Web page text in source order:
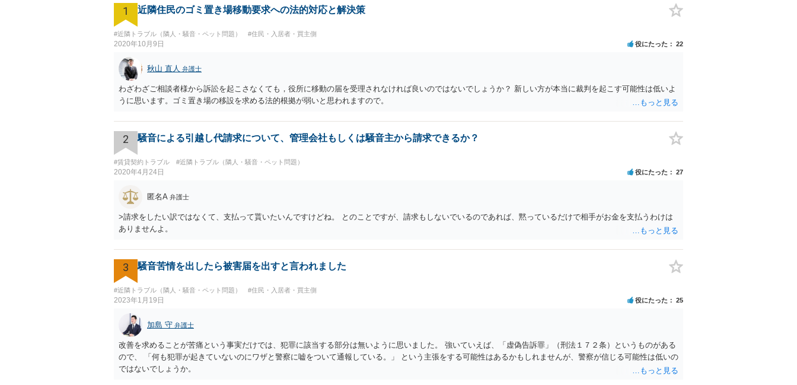
1 近隣住民のゴミ置き場移動要求への法的対応と解決策
#近隣トラブル（隣人・騒音・ペット問題） #住民・入居者・買主側
2020年10月9日 役にたった 22
秋山 直人 弁護士
わざわざご相談者様から訴訟を起こさなくても，役所に移動の届を受理されなければ良いのではないでしょうか？ 新しい方が本当に裁判を起こす可能性は低いよ
うに思います。ゴミ置き場の移設を求める法的根拠が弱いと思われますので。
2 騒音による引越し代請求について、管理会社もしくは騒音主から請求できるか？
#賃貸契約トラブル #近隣トラブル（隣人・騒音・ペット問題）
2020年4月24日 役にたった 27
匿名A 弁護士
>請求をしたい訳ではなくて、支払って貰いたいんですけどね。 とのことですが、請求もしないでいるのであれば、黙っているだけで相手がお金を支払うわけは
ありませんよ。
3 騒音苦情を出したら被害届を出すと言われました
#近隣トラブル（隣人・騒音・ペット問題） #住民・入居者・買主側
2023年1月19日 役にたった 25
加島 守 弁護士
改善を求めることが苦痛という事実だけでは、犯罪に該当する部分は無いように思いました。 強いていえば、「虚偽告訴罪」（刑法１７２条）というものがある
ので、 「何も犯罪が起きていないのにワザと警察に嘘をついて通報している。」 という主張をする可能性はあるかもしれませんが、警察が信じる可能性は低いの
ではないでしょうか。